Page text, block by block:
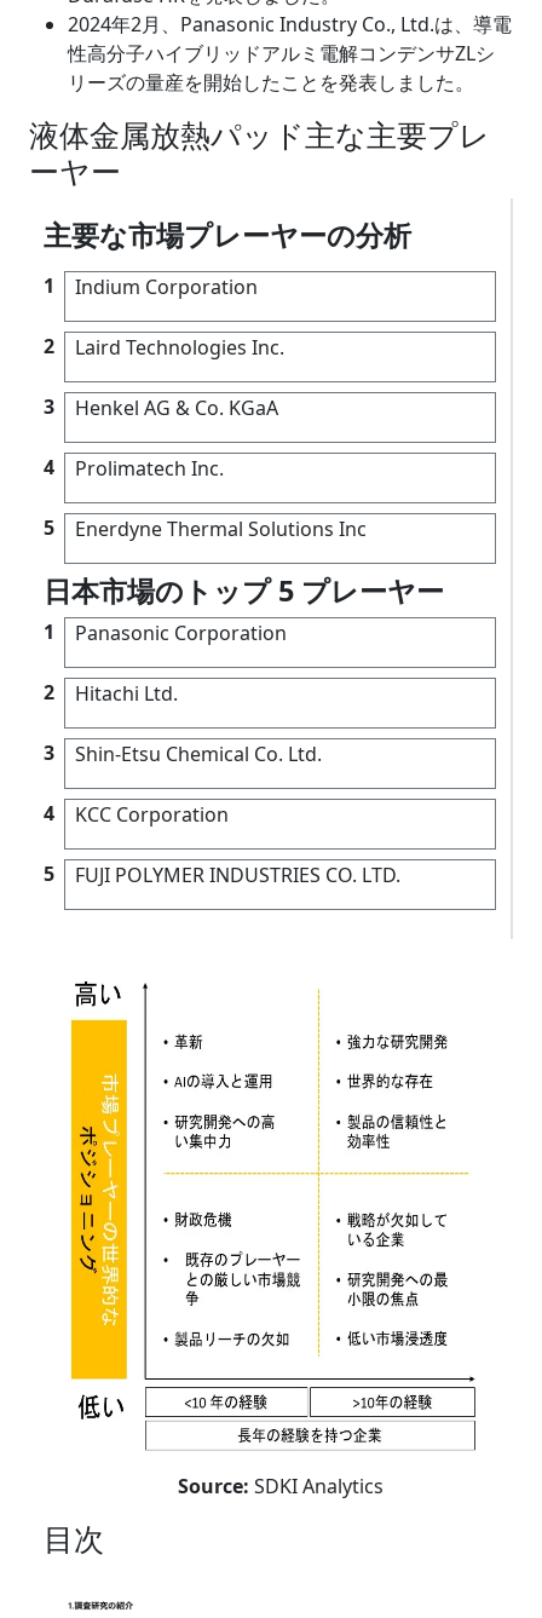
2024年2月、Panasonic Industry Co., Ltd.は、導電
性高分子ハイブリッドアルミ電解コンデンサZLシ
リーズの量産を開始したことを発表しました。
液体金属放熱パッド主な主要プレ
ーヤー
主要な市場プレーヤーの分析
1 Indium Corporation
2 Laird Technologies Inc.
3 Henkel AG & Co. KGaA
4 Prolimatech Inc.
5 Enerdyne Thermal Solutions Inc
日本市場のトップ 5 プレーヤー
1 Panasonic Corporation
2 Hitachi Ltd.
3 Shin-Etsu Chemical Co. Ltd.
4 KCC Corporation
5 FUJI POLYMER INDUSTRIES CO. LTD.
Source: SDKI Analytics
目次